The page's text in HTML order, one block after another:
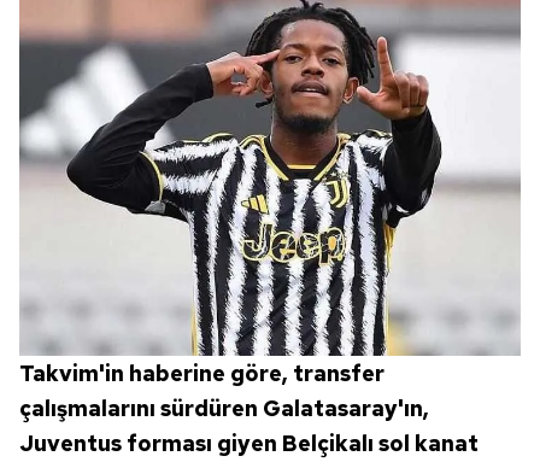
toplumu hizmetlerinin sunulması amacıyla
kullanılmaktadır. Diğer çerezler, sitemizin daha işlevsel
kılınması ve kişiselleştirilmesi ve sizlere yönelik
reklam/pazarlama faaliyetlerinin yapılması, amaçlarıyla
sınırlı olarak açık rızanız dahilinde kullanılacaktır.
Çerezlere ilişkin tercihlerinizi aşağıda yer alan panel
vasıtasıyla belirleyebilirsiniz. Çerezlere ilişkin detaylı bilgi
için Ayarlar butonuna tıklayabilir,Çerez Bilgilendirme
ziyaret edebilirsiniz.
6698 sayılı Kişisel Verilerin Korunması Kanunu uyarınca
hazırlanmış Aydınlatma Metnimizi okumak ve sitemizde
ilgili mevzuata uygun olarak kullanılan çerezlerle ilgili bilgi
almak için lütfentıklayınız.
Takvim'in haberine göre, transfer
çalışmalarını sürdüren Galatasaray'ın,
Juventus forması giyen Belçikalı sol kanat